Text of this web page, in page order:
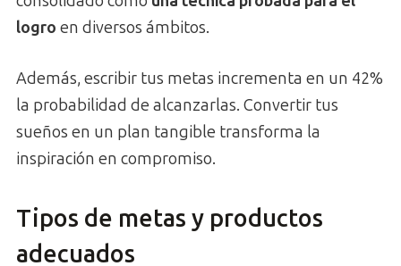
logro en diversos ámbitos.
Además, escribir tus metas incrementa en un 42%
la probabilidad de alcanzarlas. Convertir tus
sueños en un plan tangible transforma la
inspiración en compromiso.
Tipos de metas y productos
adecuados